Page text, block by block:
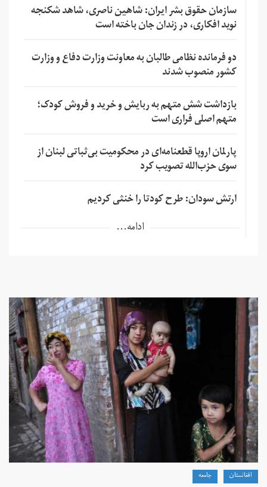
سازمان حقوق بشر ایران: شاهین ناصری، شاهد شکنجه
نوید افکاری، در زندان جان باخته است
دو فرمانده نظامی طالبان به معاونت وزارت دفاع و وزارت
کشور منصوب شدند
بازداشت شش متهم به ربایش و خرید و فروش کودک؛
متهم اصلی فراری است
پارلمان اروپا قطعنامه‌ای در محکومیت بی‌ثباتی لبنان از
سوی حزب‌الله تصویب کرد
ارتش سودان: طرح کودتا را خنثی کردیم
ادامه...
افغانستان جامعه